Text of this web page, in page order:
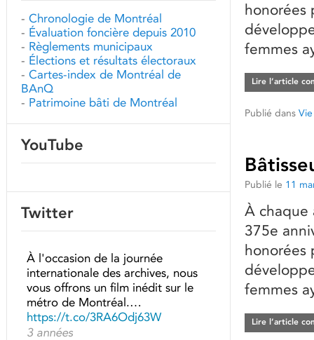
honorées
femmes
Lire l’article
Publié dans
Publié le 11
À chaque
375e
honorées
femmes
Lire l’article
- Chronologie de Montréal
- Évaluation foncière depuis 2010
- Règlements municipaux
- Élections et résultats électoraux
- Cartes-index de Montréal de
BAnQ
- Patrimoine bâti de Montréal
YouTube
Twitter
À l'occasion de la journée
internationale des archives, nous
vous offrons un film inédit sur le
métro de Montréal.…
https://t.co/3RA6Odj63W
3 années